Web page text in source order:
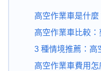
高空作業車是什
高空作業車比較
3 種情境推薦：高
高空作業車費用